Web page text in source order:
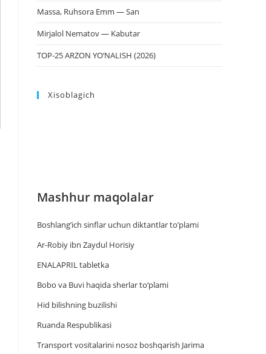
Massa, Ruhsora Emm — San
Mirjalol Nematov — Kabutar
TOP-25 ARZON YO‘NALISH (2026)
Xisoblagich
Mashhur maqolalar
Boshlang’ich sinflar uchun diktantlar to’plami
Ar-Robiy ibn Zaydul Horisiy
ENALAPRIL tabletka
Bobo va Buvi haqida sherlar to‘plami
Hid bilishning buzilishi
Ruanda Respublikasi
Trаnsport vositаlаrini nosoz boshqаrish Jаrimа